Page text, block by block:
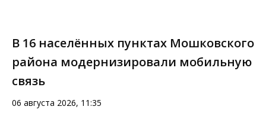
В 16 населённых пунктах Мошковского
района модернизировали мобильную
связь
06 августа 2026, 11:35